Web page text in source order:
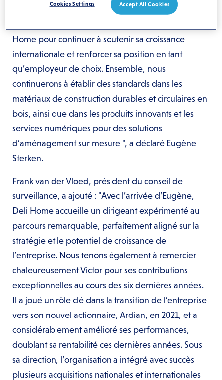
"Je suis honoré par cette nomination et
Home pour continuer à soutenir sa croissance
internationale et renforcer sa position en tant
qu’employeur de choix. Ensemble, nous
continuerons à établir des standards dans les
matériaux de construction durables et circulaires en
bois, ainsi que dans les produits innovants et les
services numériques pour des solutions
d’aménagement sur mesure ", a déclaré Eugène
Sterken.
Frank van der Vloed, président du conseil de
surveillance, a ajouté : "Avec l’arrivée d’Eugène,
Deli Home accueille un dirigeant expérimenté au
parcours remarquable, parfaitement aligné sur la
stratégie et le potentiel de croissance de
l’entreprise. Nous tenons également à remercier
chaleureusement Victor pour ses contributions
exceptionnelles au cours des six dernières années.
Il a joué un rôle clé dans la transition de l’entreprise
vers son nouvel actionnaire, Ardian, en 2021, et a
considérablement amélioré ses performances,
doublant sa rentabilité ces dernières années. Sous
sa direction, l’organisation a intégré avec succès
plusieurs acquisitions nationales et internationales
Accept All Cookies
Cookies Settings